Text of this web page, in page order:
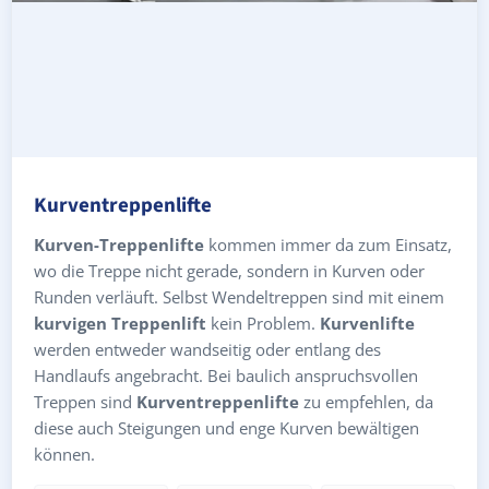
Kurventreppenlifte
Kurven-Treppenlifte kommen immer da zum Einsatz,
wo die Treppe nicht gerade, sondern in Kurven oder
Runden verläuft. Selbst Wendeltreppen sind mit einem
kurvigen Treppenlift kein Problem. Kurvenlifte
werden entweder wandseitig oder entlang des
Handlaufs angebracht. Bei baulich anspruchsvollen
Treppen sind Kurventreppenlifte zu empfehlen, da
diese auch Steigungen und enge Kurven bewältigen
können.